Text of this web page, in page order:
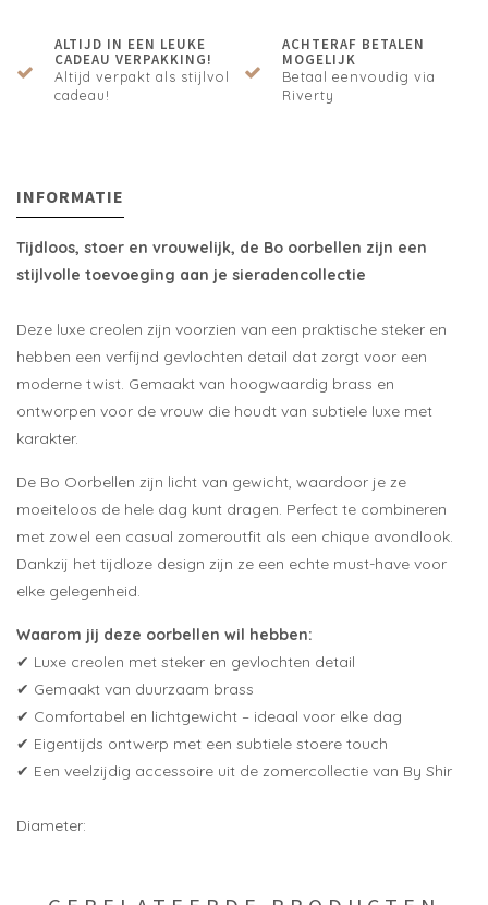
ALTIJD IN EEN LEUKE
CADEAU VERPAKKING!
Altijd verpakt als stijlvol
cadeau!
ACHTERAF BETALEN
MOGELIJK
Betaal eenvoudig via
Riverty
INFORMATIE
Tijdloos, stoer en vrouwelijk, de Bo oorbellen zijn een
stijlvolle toevoeging aan je sieradencollectie
Deze luxe creolen zijn voorzien van een praktische steker en
hebben een verfijnd gevlochten detail dat zorgt voor een
moderne twist. Gemaakt van hoogwaardig brass en
ontworpen voor de vrouw die houdt van subtiele luxe met
karakter.
De Bo Oorbellen zijn licht van gewicht, waardoor je ze
moeiteloos de hele dag kunt dragen. Perfect te combineren
met zowel een casual zomeroutfit als een chique avondlook.
Dankzij het tijdloze design zijn ze een echte must-have voor
elke gelegenheid.
Waarom jij deze oorbellen wil hebben:
✔ Luxe creolen met steker en gevlochten detail
✔ Gemaakt van duurzaam brass
✔ Comfortabel en lichtgewicht – ideaal voor elke dag
✔ Eigentijds ontwerp met een subtiele stoere touch
✔ Een veelzijdig accessoire uit de zomercollectie van By Shir
Diameter: